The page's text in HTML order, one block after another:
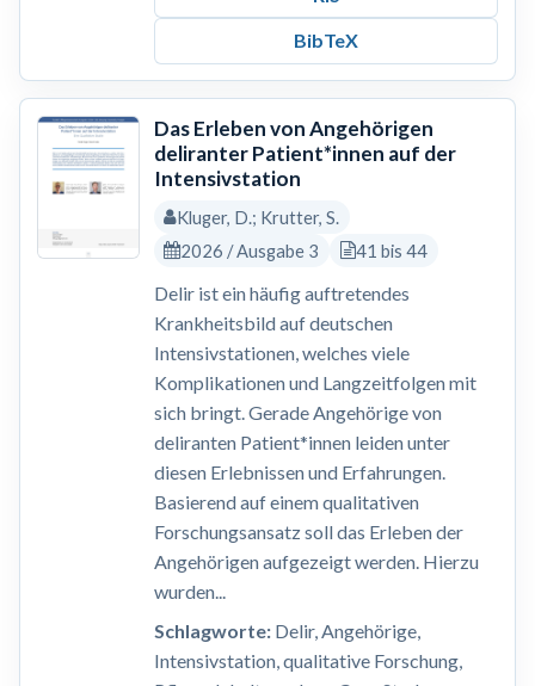
BibTeX
Das Erleben von Angehörigen
deliranter Patient*innen auf der
Intensivstation
Kluger, D.; Krutter, S.
2026 / Ausgabe 3
41 bis 44
Delir ist ein häufig auftretendes
Krankheitsbild auf deutschen
Intensivstationen, welches viele
Komplikationen und Langzeitfolgen mit
sich bringt. Gerade Angehörige von
deliranten Patient*innen leiden unter
diesen Erlebnissen und Erfahrungen.
Basierend auf einem qualitativen
Forschungsansatz soll das Erleben der
Angehörigen aufgezeigt werden. Hierzu
wurden...
Schlagworte:Delir, Angehörige,
Intensivstation, qualitative Forschung,